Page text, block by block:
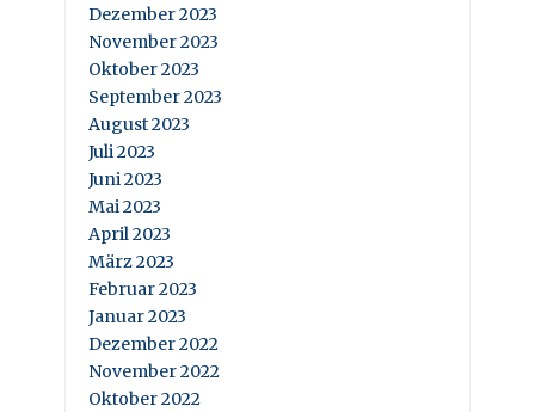
Dezember 2023
November 2023
Oktober 2023
September 2023
August 2023
Juli 2023
Juni 2023
Mai 2023
April 2023
März 2023
Februar 2023
Januar 2023
Dezember 2022
November 2022
Oktober 2022